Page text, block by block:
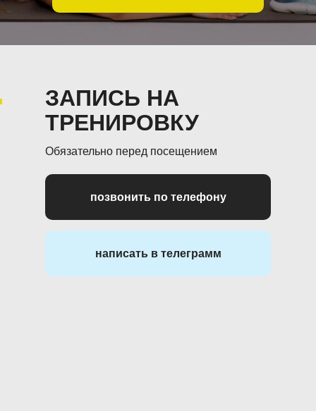
ЗАПИСЬ НА
ТРЕНИРОВКУ
позвонить по телефону
Обязательно перед посещением
написать в телеграмм